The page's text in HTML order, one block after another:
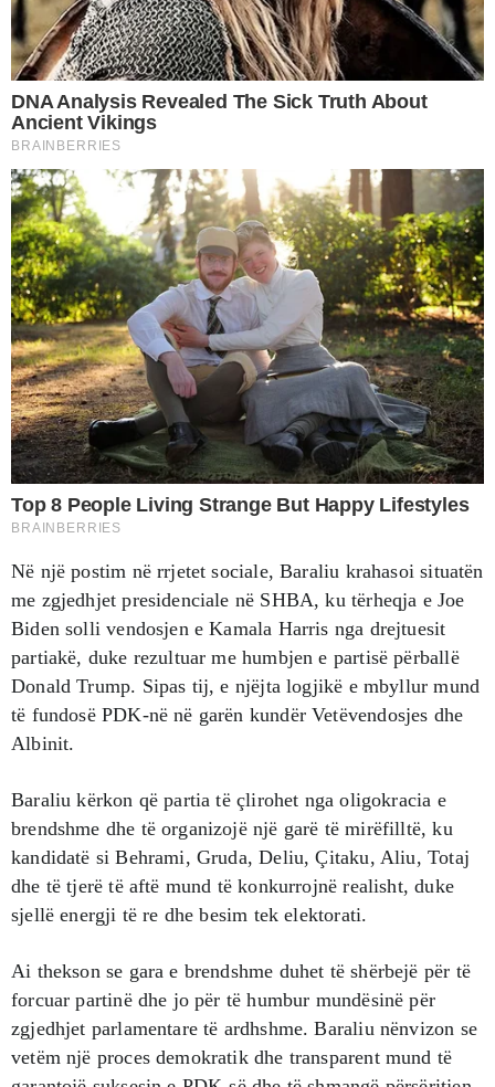
Në një postim në rrjetet sociale, Baraliu krahasoi situatën
me zgjedhjet presidenciale në SHBA, ku tërheqja e Joe
Biden solli vendosjen e Kamala Harris nga drejtuesit
partiakë, duke rezultuar me humbjen e partisë përballë
Donald Trump. Sipas tij, e njëjta logjikë e mbyllur mund
të fundosë PDK-në në garën kundër Vetëvendosjes dhe
Albinit.
Baraliu kërkon që partia të çlirohet nga oligokracia e
brendshme dhe të organizojë një garë të mirëfilltë, ku
kandidatë si Behrami, Gruda, Deliu, Çitaku, Aliu, Totaj
dhe të tjerë të aftë mund të konkurrojnë realisht, duke
sjellë energji të re dhe besim tek elektorati.
Ai thekson se gara e brendshme duhet të shërbejë për të
forcuar partinë dhe jo për të humbur mundësinë për
zgjedhjet parlamentare të ardhshme. Baraliu nënvizon se
vetëm një proces demokratik dhe transparent mund të